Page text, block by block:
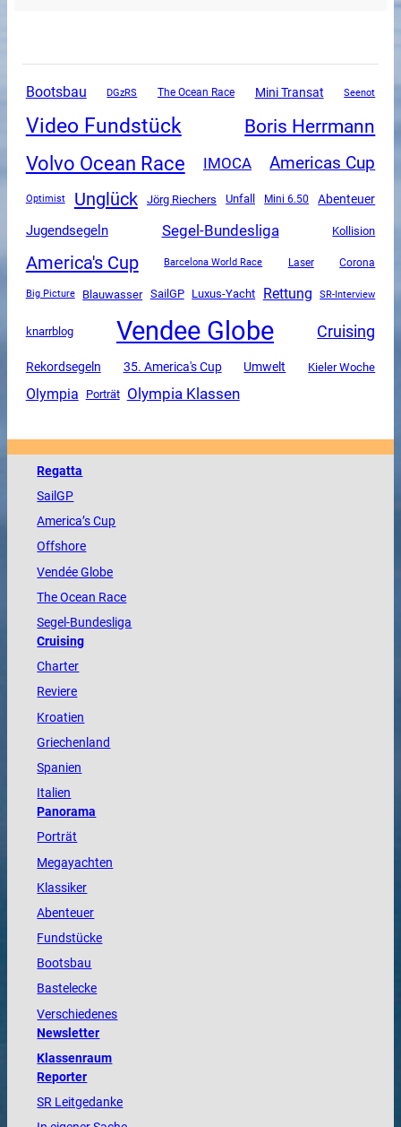
Bootsbau DGzRS The Ocean Race Mini Transat Seenot
Video Fundstück Boris Herrmann
Volvo Ocean Race IMOCA Americas Cup
Optimist Unglück Jörg Riechers Unfall Mini 6.50 Abenteuer
Jugendsegeln Segel-Bundesliga Kollision
America's Cup Barcelona World Race Laser Corona
Big Picture Blauwasser SailGP Luxus-Yacht Rettung SR-Interview
knarrblog Vendee Globe Cruising
Rekordsegeln 35. America's Cup Umwelt Kieler Woche
Olympia Porträt Olympia Klassen
Regatta
SailGP
America’s Cup
Offshore
VendéeGlobe
TheOcean Race
Segel-Bundesliga
Cruising
Charter
Reviere
Kroatien
Griechenland
Spanien
Italien
Panorama
Porträt
Megayachten
Klassiker
Abenteuer
Fundstücke
Bootsbau
Bastelecke
Verschiedenes
Newsletter
Klassenraum
Reporter
SR Leitgedanke